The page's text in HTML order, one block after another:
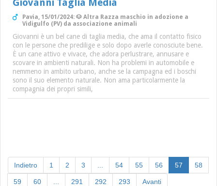
Giovanni Taglia Media
Pavia, 15/01/2024: 🐶 Altra Razza maschio in adozione a
Vidigulfo (PV) da associazione animali
Giovanni è un bel cane di taglia media, che ama il contatto fisico
con le persone che predilige e solo dopo averle conosciute bene.
È un cane attivo e vivace, che adora perlustrare, annusare e
scovare in ambienti naturali. Non ha problemi in automobile e
nemmeno in ambito urbano, anche se la campagna ed i boschi
sono il suo elemento naturale. Non ama particolarmente la
compagnia dei propri simili,
Indietro 1 2 3 54 55 56 57 (current)
58
59 60 291 292 293 Avanti